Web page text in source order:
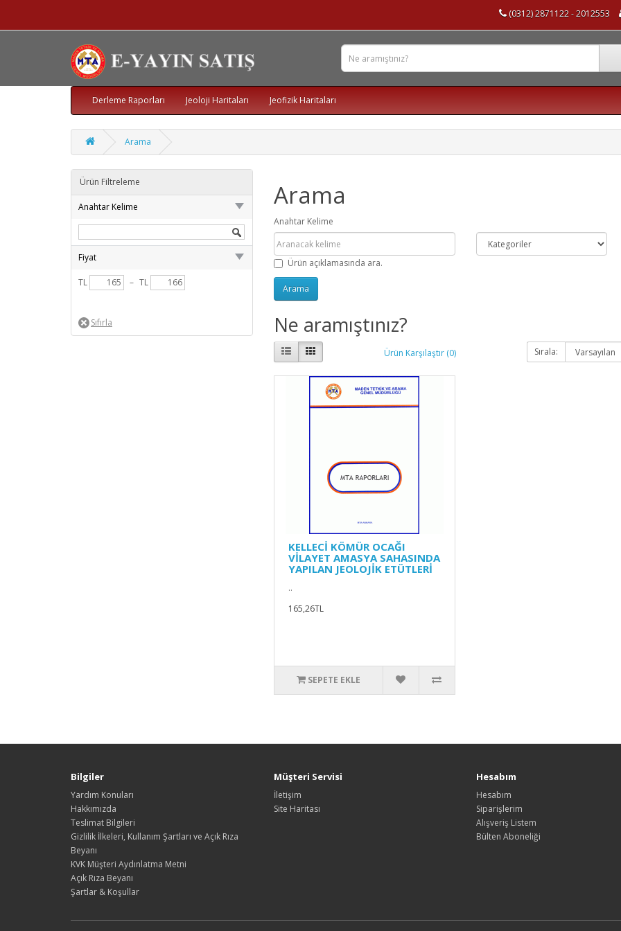
(0312) 2871122 - 2012553
Derleme Raporları Jeoloji Haritaları Jeofizik Haritaları
Arama
Ürün Filtreleme
Anahtar Kelime
Fiyat
TL – TL
Arama
Anahtar Kelime
Ürün açıklamasında ara.
Ne aramıştınız?
Ürün Karşılaştır (0) Sırala:
KELLECİ KÖMÜR OCAĞI
VİLAYET AMASYA SAHASINDA
YAPILAN JEOLOJİK ETÜTLERİ
..
165,26TL
SEPETE EKLE
Bilgiler
Yardım Konuları
Hakkımızda
Teslimat Bilgileri
Gizlilik İlkeleri, Kullanım Şartları ve Açık Rıza
Beyanı
KVK Müşteri Aydınlatma Metni
Açık Rıza Beyanı
Şartlar & Koşullar
Müşteri Servisi
İletişim
Site Haritası
Hesabım
Hesabım
Siparişlerim
Alışveriş Listem
Bülten Aboneliği